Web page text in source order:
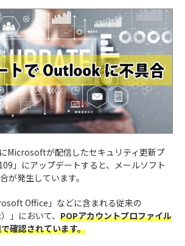
Microsoftが配信したセキュリティ更新プ
」にアップデートすると、メールソフト
が発生しています。
Office」などに含まれる従来の
」において、 POPアカウントプロファイル
確認されています。